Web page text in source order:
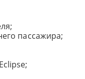
пассажира;